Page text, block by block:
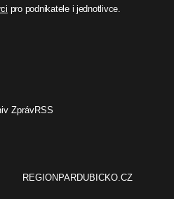
pro podnikatele i jednotlivce.
ZprávRSS
REGIONPARDUBICKO.CZ